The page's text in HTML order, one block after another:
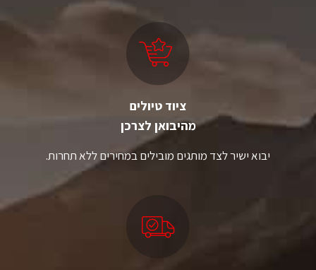
ציוד טיולים
מהיבואן לצרכן
יבוא ישיר לצד מותגים מובילים במחירים ללא תחרות.